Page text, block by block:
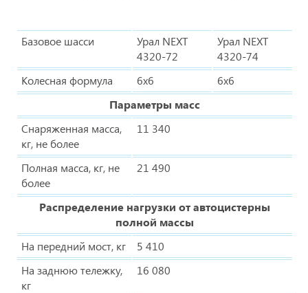
Базовое шасси
Урал NEXT
4320-72
Урал NEXT
4320-74
Колесная формула
6х6
6х6
Параметры масс
Снаряженная масса,
кг, не более
11 340
Полная масса, кг, не
более
21 490
Распределение нагрузки от автоцистерны
полной массы
На передний мост, кг
5 410
На заднюю тележку,
кг
16 080